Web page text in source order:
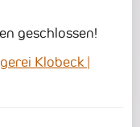
geschlossen!
Klobeck |